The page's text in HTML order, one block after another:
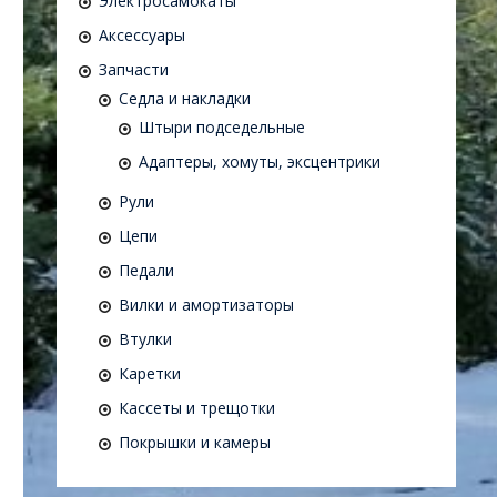
Аксессуары
Запчасти
Седла и накладки
Штыри подседельные
Адаптеры, хомуты, эксцентрики
Рули
Цепи
Педали
Вилки и амортизаторы
Втулки
Каретки
Кассеты и трещотки
Покрышки и камеры